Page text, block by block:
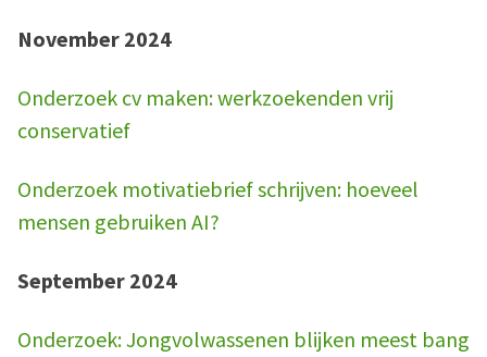
November 2024
Onderzoek cv maken: werkzoekenden vrij
conservatief
Onderzoek motivatiebrief schrijven: hoeveel
mensen gebruiken AI?
September 2024
Onderzoek: Jongvolwassenen blijken meest bang